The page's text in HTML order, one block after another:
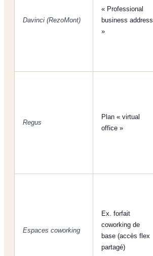
Davinci (RezoMont)
« Professional
business address
»
Regus
Plan « virtual
office »
Espaces coworking
Ex. forfait
coworking de
base (accès flex
partagé)